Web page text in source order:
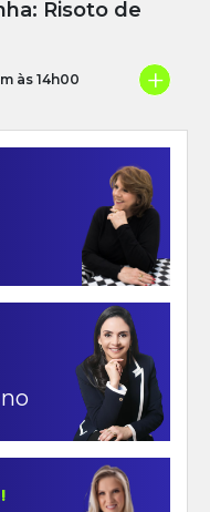
Risoto de
às 14h00 +